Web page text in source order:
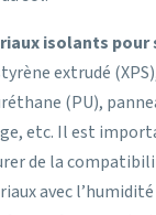
isolants pour
extrudé
(PU),
etc. Il est
de la
avec l’humidité